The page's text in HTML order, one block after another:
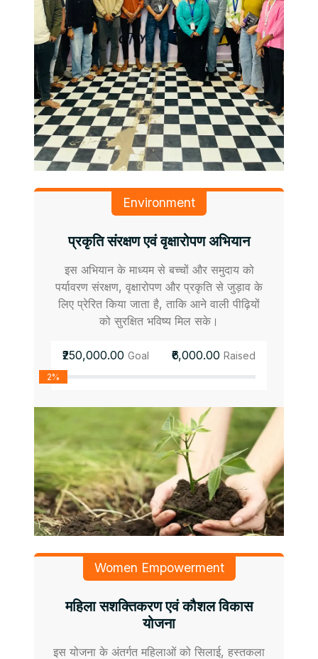
Environment
प्रकृति संरक्षण एवं वृक्षारोपण अभियान
इस अभियान के माध्यम से बच्चों और समुदाय को
पर्यावरण संरक्षण, वृक्षारोपण और प्रकृति से जुड़ाव के
लिए प्रेरित किया जाता है, ताकि आने वाली पीढ़ियों
को सुरक्षित भविष्य मिल सके।
₹250,000.00 Goal ₹6,000.00 Raised
2%
Women Empowerment
महिला सशक्तिकरण एवं कौशल विकास
योजना
इस योजना के अंतर्गत महिलाओं को सिलाई, हस्तकला